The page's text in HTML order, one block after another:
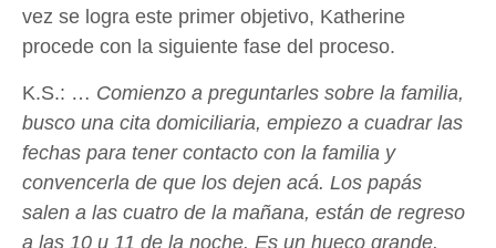
vez se logra este primer objetivo, Katherine
procede con la siguiente fase del proceso.
K.S.: … Comienzo a preguntarles sobre la familia,
busco una cita domiciliaria, empiezo a cuadrar las
fechas para tener contacto con la familia y
convencerla de que los dejen acá. Los papás
salen a las cuatro de la mañana, están de regreso
a las 10 u 11 de la noche. Es un hueco grande.